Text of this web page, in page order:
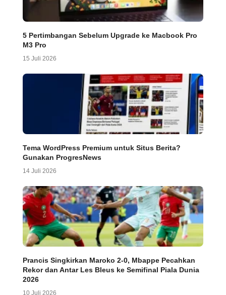
5 Pertimbangan Sebelum Upgrade ke Macbook Pro
M3 Pro
15 Juli 2026
Tema WordPress Premium untuk Situs Berita?
Gunakan ProgresNews
14 Juli 2026
Prancis Singkirkan Maroko 2-0, Mbappe Pecahkan
Rekor dan Antar Les Bleus ke Semifinal Piala Dunia
2026
10 Juli 2026